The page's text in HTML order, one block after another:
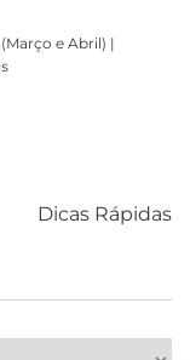
e Abril) |
Dicas Rápidas
diários
cabelos